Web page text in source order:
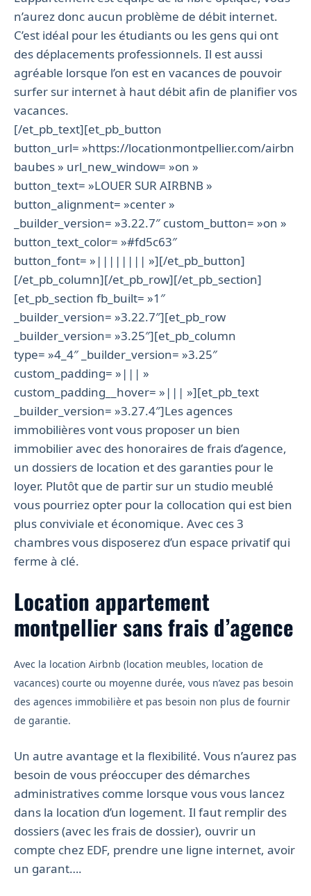
n’aurez donc aucun problème de débit internet.
C’est idéal pour les étudiants ou les gens qui ont
des déplacements professionnels. Il est aussi
agréable lorsque l’on est en vacances de pouvoir
surfer sur internet à haut débit afin de planifier vos
vacances.
[/et_pb_text][et_pb_button
button_url= »https://locationmontpellier.com/airbn
baubes » url_new_window= »on »
button_text= »LOUER SUR AIRBNB »
button_alignment= »center »
_builder_version= »3.22.7″ custom_button= »on »
button_text_color= »#fd5c63″
button_font= »|||||||| »][/et_pb_button]
[/et_pb_column][/et_pb_row][/et_pb_section]
[et_pb_section fb_built= »1″
_builder_version= »3.22.7″][et_pb_row
_builder_version= »3.25″][et_pb_column
type= »4_4″ _builder_version= »3.25″
custom_padding= »||| »
custom_padding__hover= »||| »][et_pb_text
_builder_version= »3.27.4″]Les agences
immobilières vont vous proposer un bien
immobilier avec des honoraires de frais d’agence,
un dossiers de location et des garanties pour le
loyer. Plutôt que de partir sur un studio meublé
vous pourriez opter pour la collocation qui est bien
plus conviviale et économique. Avec ces 3
chambres vous disposerez d’un espace privatif qui
ferme à clé.
Location appartement
montpellier sans frais d’agence
Avec la location Airbnb (location meubles, location de
vacances) courte ou moyenne durée, vous n’avez pas besoin
des agences immobilière et pas besoin non plus de fournir
de garantie.
Un autre avantage et la flexibilité. Vous n’aurez pas
besoin de vous préoccuper des démarches
administratives comme lorsque vous vous lancez
dans la location d’un logement. Il faut remplir des
dossiers (avec les frais de dossier), ouvrir un
compte chez EDF, prendre une ligne internet, avoir
un garant….